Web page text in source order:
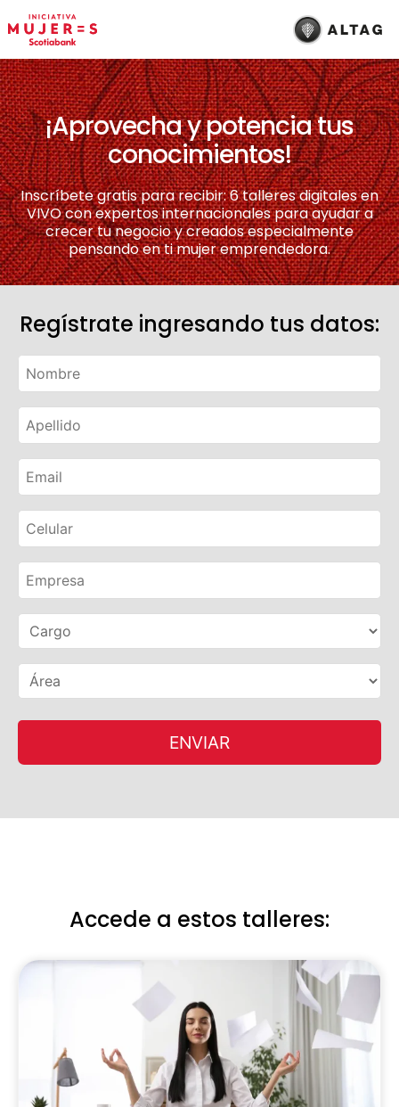
¡Aprovecha y potencia tus
conocimientos!
Inscríbete gratis para recibir: 6 talleres digitales en
VIVO con expertos internacionales para ayudar a
crecer tu negocio y creados especialmente
pensando en ti mujer emprendedora.
Regístrate ingresando tus datos:
ENVIAR
Accede a estos talleres: